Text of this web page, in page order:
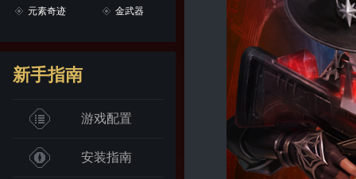
元素奇迹 金武器
新手指南
游戏配置
安装指南